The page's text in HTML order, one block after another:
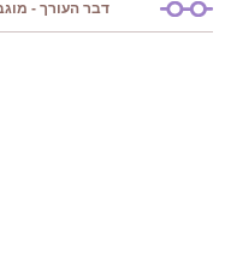
דבר העורך -